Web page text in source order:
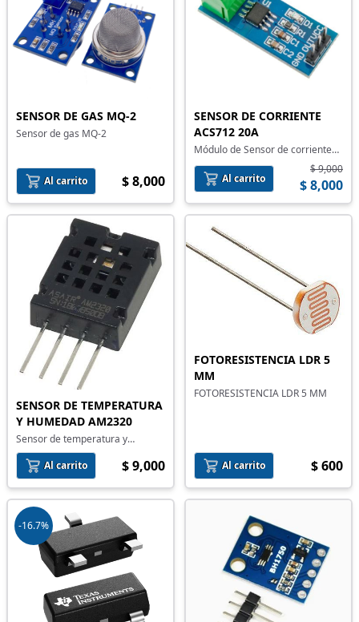
SENSOR DE GAS MQ-2
Sensor de gas MQ-2
Al carrito $ 8,000
SENSOR DE CORRIENTE
ACS712 20A
Módulo de Sensor de corriente
ACS712 20A
Al carrito
$ 9,000
$ 8,000
SENSOR DE TEMPERATURA
Y HUMEDAD AM2320
Sensor de temperatura y
humedad AM2320
Al carrito
$ 9,000
FOTORESISTENCIA LDR 5
MM
FOTORESISTENCIA LDR 5 MM
Al carrito $ 600
-16.7%